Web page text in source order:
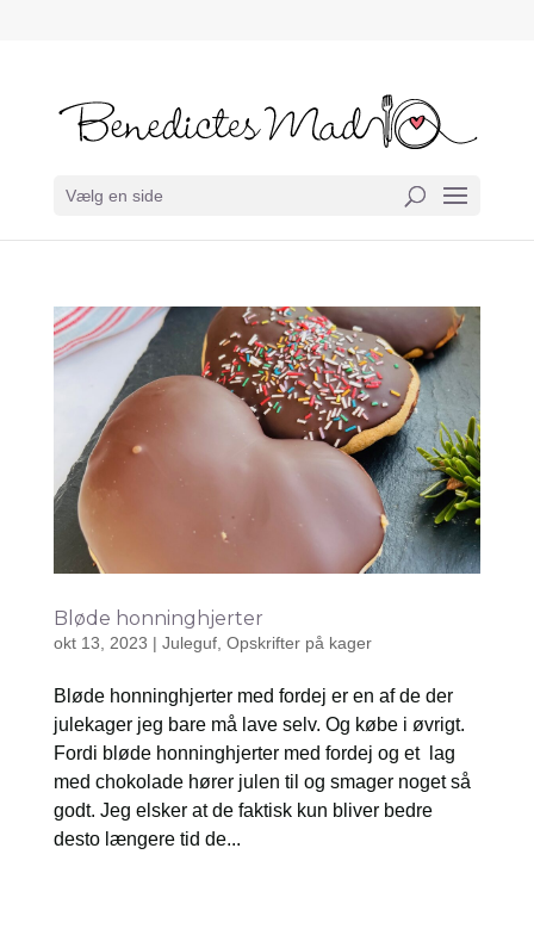
Vælg en side
Bløde honninghjerter
okt 13, 2023 | Juleguf, Opskrifter på kager
Bløde honninghjerter med fordej er en af de der
julekager jeg bare må lave selv. Og købe i øvrigt.
Fordi bløde honninghjerter med fordej og et lag
med chokolade hører julen til og smager noget så
godt. Jeg elsker at de faktisk kun bliver bedre
desto længere tid de...